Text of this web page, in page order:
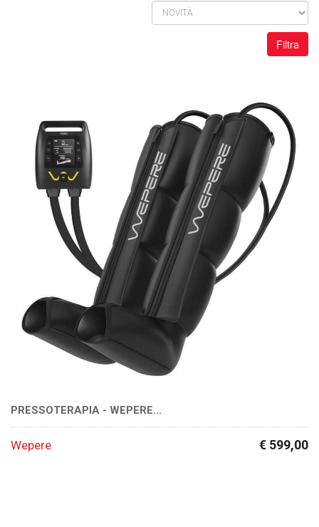
Filtra
PRESSOTERAPIA - WEPERE...
Wepere € 599,00